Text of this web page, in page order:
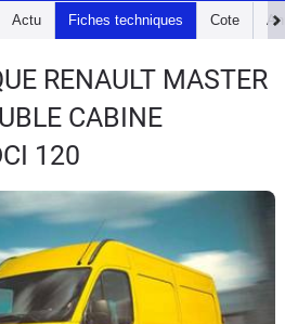
Actu Fiches techniques Cote
RENAULT MASTER
CABINE
120